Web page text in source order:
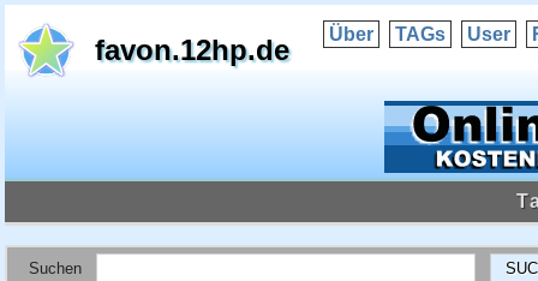
favon.12hp.de Über TAGs User
Suchen